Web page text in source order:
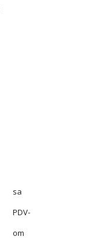
sa
PDV-
om